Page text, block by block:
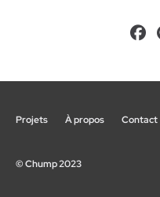
Projets À propos Contact
© Chump 2023